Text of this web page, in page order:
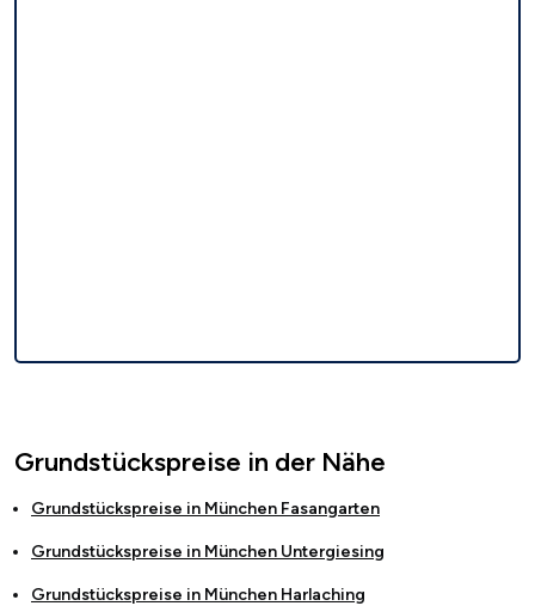
Grundstückspreise in der Nähe
Grundstückspreise in München Fasangarten
Grundstückspreise in München Untergiesing
Grundstückspreise in München Harlaching